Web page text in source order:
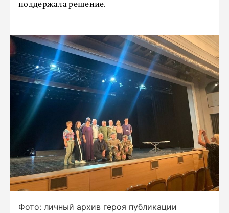
поддержала решение.
Фото: личный архив героя публикации